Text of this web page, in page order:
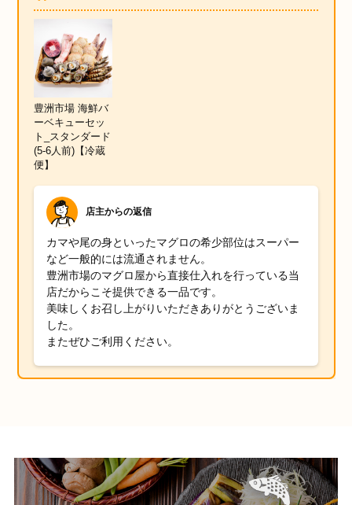
豊洲市場 海鮮バ
ーベキューセッ
ト_スタンダード
(5-6人前)【冷蔵
便】
店主からの返信
カマや尾の身といったマグロの希少部位はスーパー
など一般的には流通されません。
豊洲市場のマグロ屋から直接仕入れを行っている当
店だからこそ提供できる一品です。
美味しくお召し上がりいただきありがとうございま
した。
またぜひご利用ください。